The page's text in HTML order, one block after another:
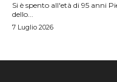
Si è spento all'età di 95 anni
dello...
7 Luglio 2026